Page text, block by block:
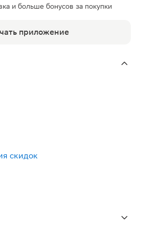
и больше бонусов за покупки
приложение
скидок